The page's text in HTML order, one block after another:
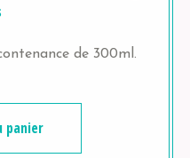
de 300ml.
panier